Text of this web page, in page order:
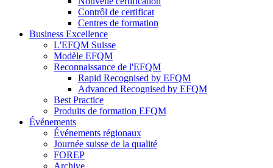
Contrôl de certificat
Centres de formation
Business Excellence
L'EFQM Suisse
Modèle EFQM
Reconnaissance de l'EFQM
Rapid Recognised by EFQM
Advanced Recognised by EFQM
Best Practice
Produits de formation EFQM
Événements
Événements régionaux
Journée suisse de la qualité
FOREP